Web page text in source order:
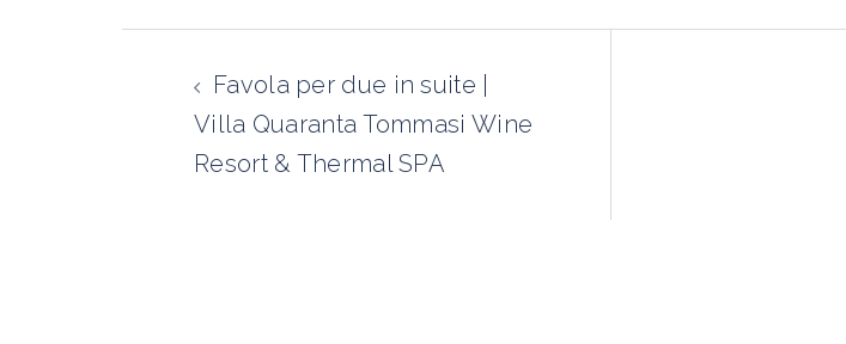
articoloFavola per due in suite |
Villa Quaranta Tommasi Wine
Resort & Thermal SPA